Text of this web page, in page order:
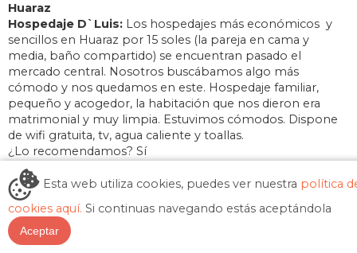
Huaraz
Hospedaje D`Luis: Los hospedajes más económicos y
sencillos en Huaraz por 15 soles (la pareja en cama y
media, baño compartido) se encuentran pasado el
mercado central. Nosotros buscábamos algo más
cómodo y nos quedamos en este. Hospedaje familiar,
pequeño y acogedor, la habitación que nos dieron era
matrimonial y muy limpia. Estuvimos cómodos. Dispone
de wifi gratuita, tv, agua caliente y toallas.
¿Lo recomendamos? Sí
Precio: 25 PEN/noche (habitación doble/baño
compartido)
Hostal El Tambo:
Av. Confraternidad internacional Oeste
Nº122, escondido en una de las calles que quedan muy
cerca del Estadio de Huaraz, recomendamos preguntar
Esta web utiliza cookies, puedes ver nuestra política
cookies aquí. Si continuas navegando estás aceptándola
Aceptar